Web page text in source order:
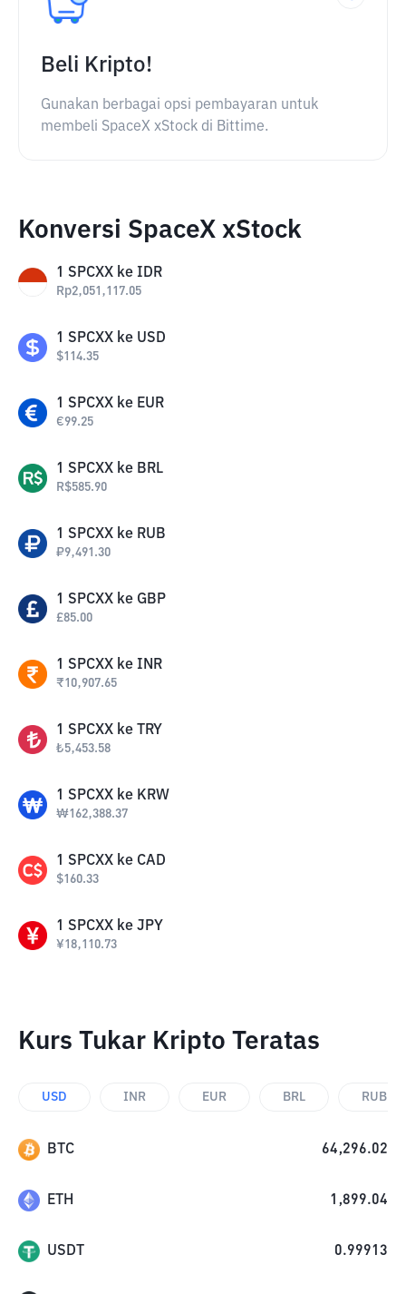
Beli Kripto!
Gunakan berbagai opsi pembayaran untuk
membeli SpaceX xStock di Bittime.
Konversi SpaceX xStock
1 SPCXX ke IDR
Rp2,051,117.05
1 SPCXX ke USD
$114.35
1 SPCXX ke EUR
€99.25
1 SPCXX ke BRL
R$585.90
1 SPCXX ke RUB
₽9,491.30
1 SPCXX ke GBP
£85.00
1 SPCXX ke INR
₹10,907.65
1 SPCXX ke TRY
₺5,453.58
1 SPCXX ke KRW
₩162,388.37
1 SPCXX ke CAD
$160.33
1 SPCXX ke JPY
¥18,110.73
Kurs Tukar Kripto Teratas
USD INR EUR BRL RUB
BTC 64,296.02
ETH 1,899.04
USDT 0.99913